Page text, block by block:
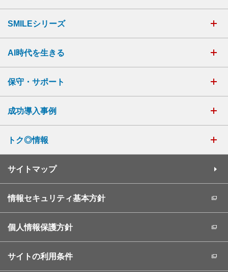
SMILEシリーズ
AI時代を生きる
保守・サポート
成功導入事例
トク◎情報
サイトマップ
情報セキュリティ基本方針
個人情報保護方針
サイトの利用条件